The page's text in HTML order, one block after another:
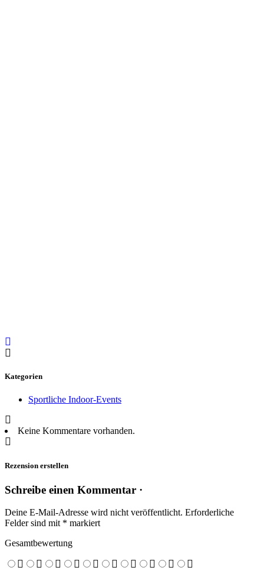
Kategorien
Sportliche Indoor-Events
Keine Kommentare vorhanden.
Rezension erstellen
Schreibe einen Kommentar ·
Deine E-Mail-Adresse wird nicht veröffentlicht. Erforderliche
Felder sind mit * markiert
Gesamtbewertung